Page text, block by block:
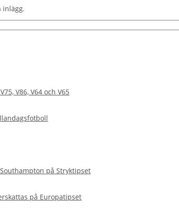
inlägg.
V86, V64 och V65
på Stryktipset
på Europatipset